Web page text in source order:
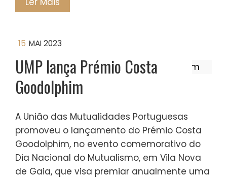
15 MAI 2023
UMP lança Prémio Costa
Goodolphim
A União das Mutualidades Portuguesas
promoveu o lançamento do Prémio Costa
Goodolphim, no evento comemorativo do
Dia Nacional do Mutualismo, em Vila Nova
de Gaia, que visa premiar anualmente uma